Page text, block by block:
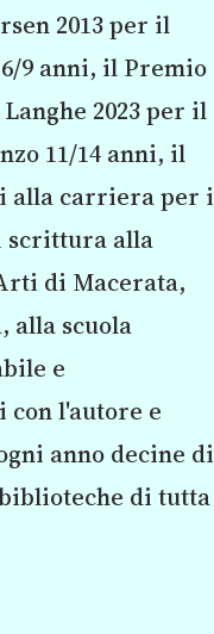
2013 per il
9 anni, il Premio
2023 per il
11/14 anni, il
alla carriera per i
scrittura alla
di Macerata,
alla scuola
e
l'autore e
anno decine di
di tutta